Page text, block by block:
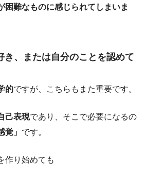
困難なものに感じられてしまいま
き、または自分のことを認めて
的ですが、こちらもまた重要です。
己表現であり、そこで必要になるの
覚」 です。
作り始めても